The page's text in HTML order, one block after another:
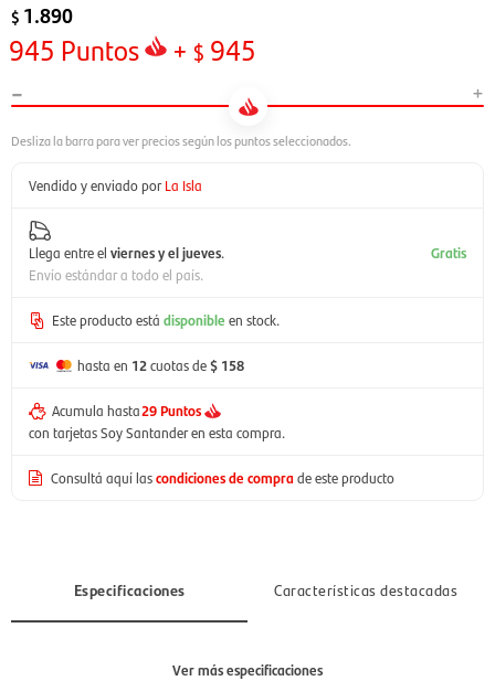
$ 1.890
945 Puntos + $ 945
- +
Vendido y enviado por La Isla
Llega entre el viernes y el jueves.
Envío estándar a todo el país.
Gratis
Este producto está disponible en stock.
hasta en 12cuotas de$ 158
Acumula hasta29 Puntos
con tarjetas Soy Santander en esta compra.
Consultá aquí lascondiciones de comprade este producto
Especificaciones Características destacadas
Ver más especificaciones